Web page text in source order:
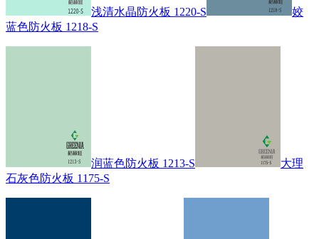
浅清水晶防火板 1220-S
姣
蓝色防火板 1218-S
润蓝色防火板 1213-S
大理
石灰色防火板 1175-S